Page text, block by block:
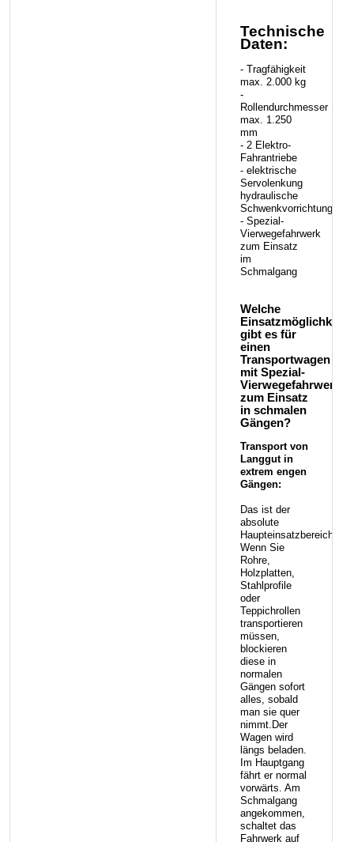
Technische
Daten:
- Tragfähigkeit
max. 2.000 kg
-
Rollendurchmesser
max. 1.250
mm
- 2 Elektro-
Fahrantriebe
- elektrische
Servolenkung
hydraulische
Schwenkvorrichtung
- Spezial-
Vierwegefahrwerk
zum Einsatz
im
Schmalgang
Welche
gibt es für
einen
Transportwagen
mit Spezial-
Vierwegefahrwerk
zum Einsatz
in schmalen
Gängen?
Transport von
Langgut in
extrem engen
Gängen:
Das ist der
absolute
Haupteinsatzbereich.
Wenn Sie
Rohre,
Holzplatten,
Stahlprofile
oder
Teppichrollen
transportieren
müssen,
blockieren
diese in
normalen
Gängen sofort
alles, sobald
man sie quer
nimmt.Der
Wagen wird
längs beladen.
Im Hauptgang
fährt er normal
vorwärts. Am
Schmalgang
angekommen,
schaltet das
Fahrwerk auf